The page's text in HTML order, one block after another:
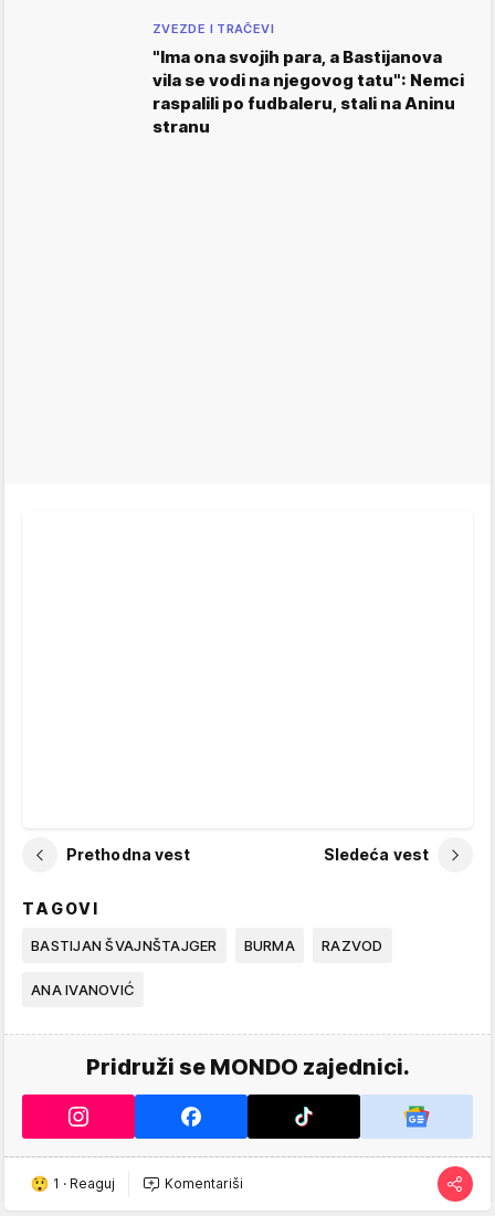
ZVEZDE I TRAČEVI
"Ima ona svojih para, a Bastijanova
vila se vodi na njegovog tatu": Nemci
raspalili po fudbaleru, stali na Aninu
stranu
Prethodna vest Sledeća vest
TAGOVI
BASTIJAN ŠVAJNŠTAJGER BURMA RAZVOD
ANA IVANOVIĆ
Pridruži se MONDO zajednici.
1 · Reaguj Komentariši